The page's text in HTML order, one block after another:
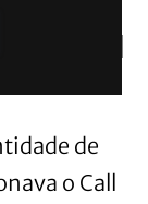
no local
de
o Call